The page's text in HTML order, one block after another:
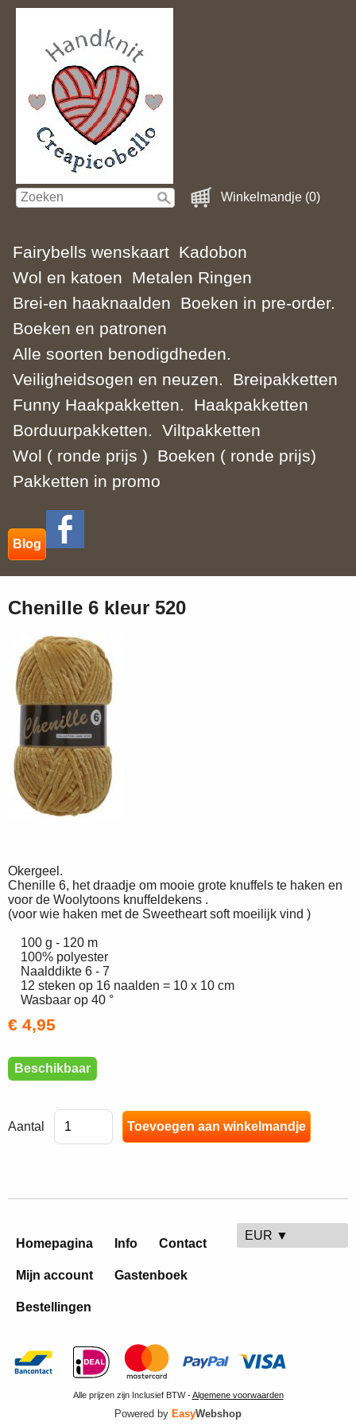
Winkelmandje (0)
Fairybells wenskaart Kadobon
Wol en katoen
Metalen Ringen
Brei-en haaknaalden
Boeken in pre-order.
Boeken en patronen
Alle soorten benodigdheden.
Veiligheidsogen en neuzen.
Breipakketten
Funny Haakpakketten.
Haakpakketten
Borduurpakketten.
Viltpakketten
Wol ( ronde prijs )
Boeken ( ronde prijs)
Pakketten in promo
Blog
Chenille 6 kleur 520
Okergeel.
Chenille 6, het draadje om mooie grote knuffels te haken en
voor de Woolytoons knuffeldekens .
(voor wie haken met de Sweetheart soft moeilijk vind )
100 g - 120 m
100% polyester
Naalddikte 6 - 7
12 steken op 16 naalden = 10 x 10 cm
Wasbaar op 40 °
€ 4,95
Beschikbaar
Aantal
Homepagina Info Contact
Mijn account Gastenboek
Bestellingen
EUR ▼
Alle prijzen zijn Inclusief BTW -Algemene voorwaarden
Powered by EasyWebshop